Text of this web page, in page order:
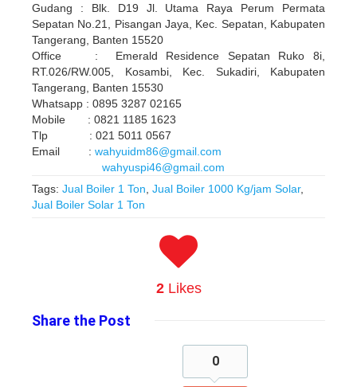
Gudang : Blk. D19 Jl. Utama Raya Perum Permata
Sepatan No.21, Pisangan Jaya, Kec. Sepatan, Kabupaten
Tangerang, Banten 15520
Office : Emerald Residence Sepatan Ruko 8i,
RT.026/RW.005, Kosambi, Kec. Sukadiri, Kabupaten
Tangerang, Banten 15530
Whatsapp : 0895 3287 02165
Mobile : 0821 1185 1623
Tlp : 021 5011 0567
Email : wahyuidm86@gmail.com
wahyuspi46@gmail.com
Tags: Jual Boiler 1 Ton Jual Boiler 1000 Kg/jam Solar,
Jual Boiler Solar 1 Ton
2Likes
Share the Post
0